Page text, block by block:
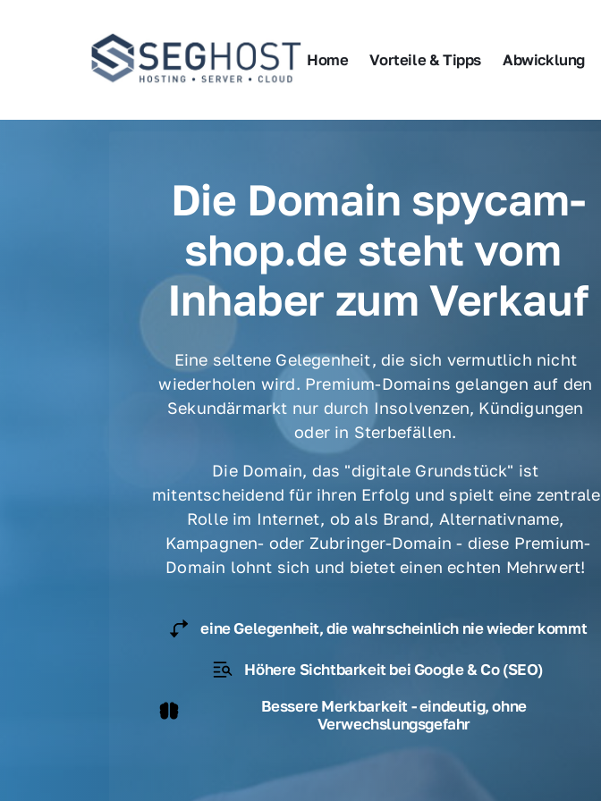
Home Vorteile & Tipps Abwicklung
Die Domain spycam-
shop.de steht vom
Inhaber zum Verkauf
Eine seltene Gelegenheit, die sich vermutlich nicht
wiederholen wird. Premium-Domains gelangen auf den
Sekundärmarkt nur durch Insolvenzen, Kündigungen
oder in Sterbefällen.
Die Domain, das "digitale Grundstück" ist
mitentscheidend für ihren Erfolg und spielt eine zentrale
Rolle im Internet, ob als Brand, Alternativname,
Kampagnen- oder Zubringer-Domain - diese Premium-
Domain lohnt sich und bietet einen echten Mehrwert!
eine Gelegenheit, die wahrscheinlich nie wieder kommt
Höhere Sichtbarkeit bei Google & Co (SEO)
Bessere Merkbarkeit - eindeutig, ohne
Verwechslungsgefahr